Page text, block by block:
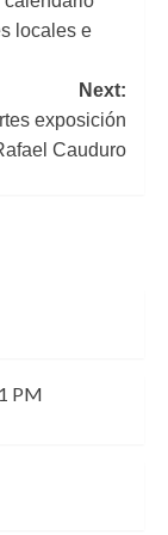
locales e
Next:
exposición
Cauduro